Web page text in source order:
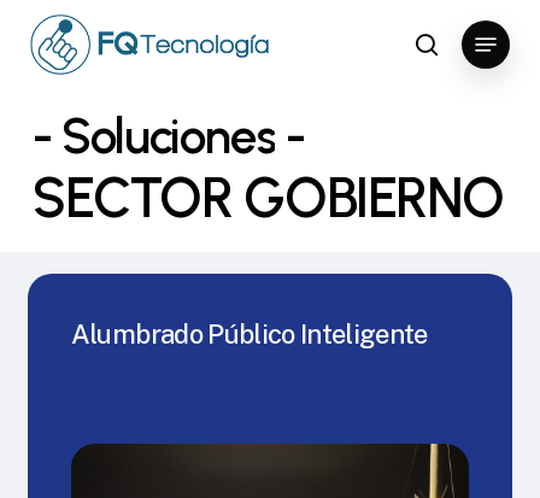
main
search
Menu
- Soluciones -
SECTOR GOBIERNO
Alumbrado Público Inteligente
Close